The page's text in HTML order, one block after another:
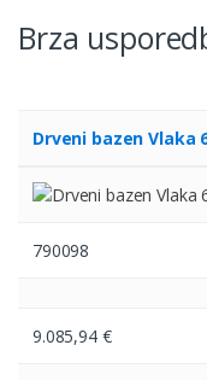
Brza
Drveni bazen Vlaka
790098
9.085,94 €